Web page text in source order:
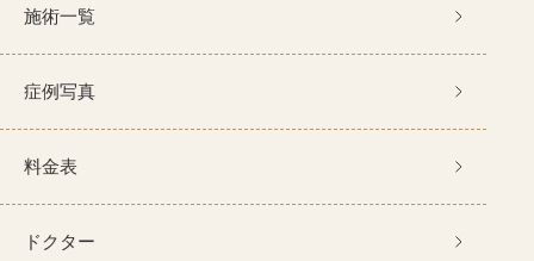
施術一覧
症例写真
料金表
ドクター